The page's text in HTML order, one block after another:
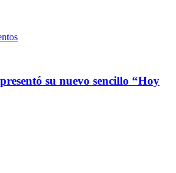
su nuevo sencillo “Hoy